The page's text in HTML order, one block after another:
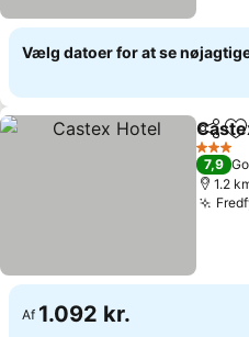
Vælg datoer for at se
Del
3 Stjerner
7,9
1.2
Af 1.092 kr.